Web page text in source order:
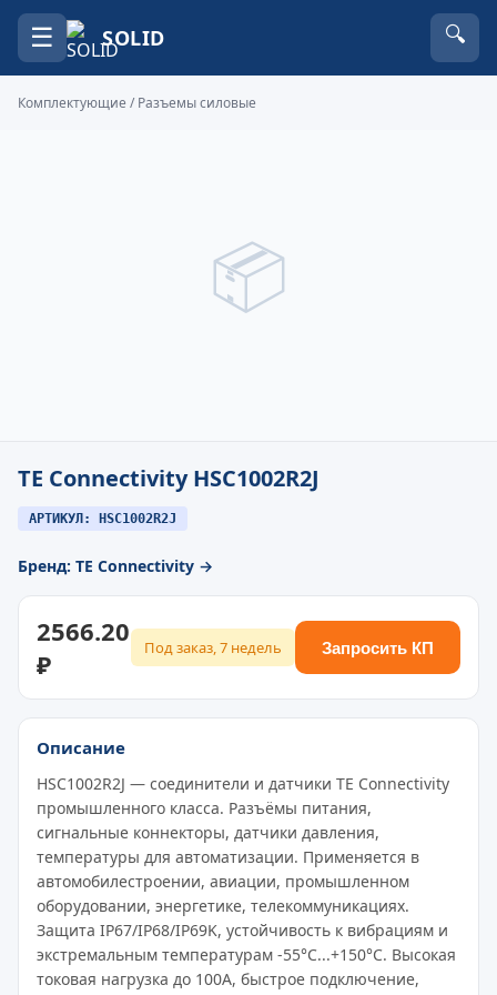
☰ SOLID 🔍
Комплектующие /Разъемы силовые
📦
TE Connectivity HSC1002R2J
АРТИКУЛ: HSC1002R2J
Бренд: TE Connectivity →
2566.20
₽
Под заказ, 7 недель Запросить КП
Описание
HSC1002R2J — соединители и датчики TE Connectivity
промышленного класса. Разъёмы питания,
сигнальные коннекторы, датчики давления,
температуры для автоматизации. Применяется в
автомобилестроении, авиации, промышленном
оборудовании, энергетике, телекоммуникациях.
Защита IP67/IP68/IP69K, устойчивость к вибрациям и
экстремальным температурам -55°C...+150°C. Высокая
токовая нагрузка до 100A, быстрое подключение,